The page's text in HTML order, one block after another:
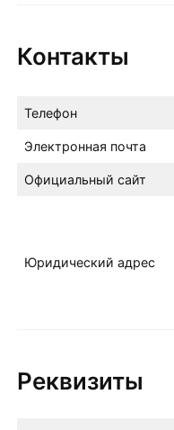
Контакты
Телефон
Электронная почта
Официальный сайт
Юридический адрес
Реквизиты